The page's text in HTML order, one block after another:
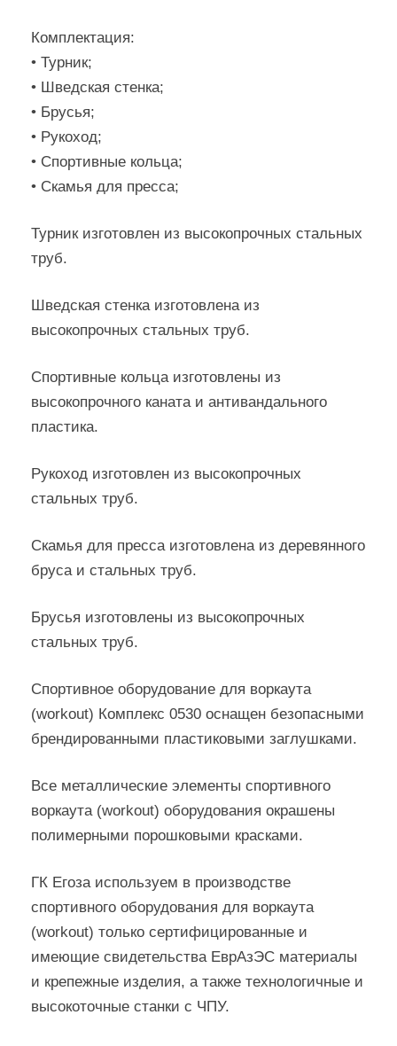
Комплектация:
• Турник;
• Шведская стенка;
• Брусья;
• Рукоход;
• Спортивные кольца;
• Скамья для пресса;
Турник изготовлен из высокопрочных стальных
труб.
Шведская стенка изготовлена из
высокопрочных стальных труб.
Спортивные кольца изготовлены из
высокопрочного каната и антивандального
пластика.
Рукоход изготовлен из высокопрочных
стальных труб.
Скамья для пресса изготовлена из деревянного
бруса и стальных труб.
Брусья изготовлены из высокопрочных
стальных труб.
Спортивное оборудование для воркаута
(workout) Комплекс 0530 оснащен безопасными
брендированными пластиковыми заглушками.
Все металлические элементы спортивного
воркаута (workout) оборудования окрашены
полимерными порошковыми красками.
ГК Егоза используем в производстве
спортивного оборудования для воркаута
(workout) только сертифицированные и
имеющие свидетельства ЕврАзЭС материалы
и крепежные изделия, а также технологичные и
высокоточные станки с ЧПУ.